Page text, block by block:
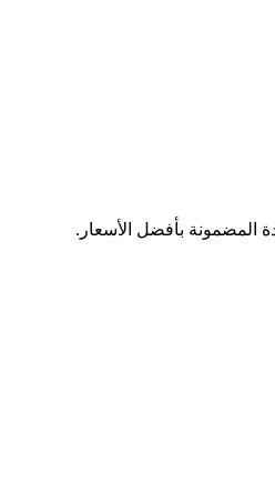
المضمونة بأفضل الأسعار.